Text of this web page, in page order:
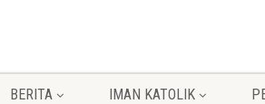
BERITA IMAN KATOLIK